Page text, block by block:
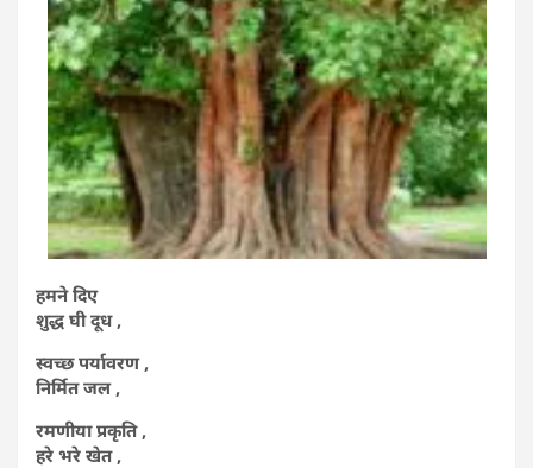
हमने दिए
शुद्ध घी दूध ,
स्वच्छ पर्यावरण ,
निर्मित जल ,
रमणीया प्रकृति ,
हरे भरे खेत ,